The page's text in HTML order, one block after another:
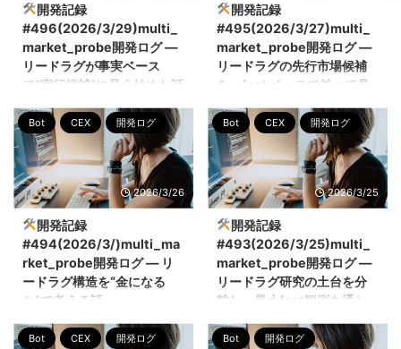
この線はいったん下ろすと判断し
た話を書きます。作業の前半では
REJECTED reason の詳細を掘っ
ていたのですが、途中で「いま本
スト込みでこの仮説が残るかどう
かだ」と気づき、判定軸そのもの
を引き直しました ...
その理由まで分解して見えるよう
にした話です。最初は Grafana
のパネルが止まって見えたところ
から始まったのですが、実際には
ではなく、signal や order intent
のどこで流れが詰まっているのか
を切り分ける必要がありました。
そこで今回は、既存パネルの意味
を整 ...
開発記録
#496(2026/3/29)multi_
market_probe開発ログ ―
リードラグが事実ベース
で“実行候補”に見え始めた話
こんにちは、ぼっちbotterよだか
です。 今回は、
multi_market_probe で進めてい
るリードラグ研究について、よう
やく「実行候補っぽい形」が事実
ベースで見え始めたので、その時
具体的には、4市場を継続観測し
つつ、現時点で優位候補として見
えている binance_perp に絞って
SIGNAL から ORDER_INTENT ま
挙動を追える状態まで持っていき
ました。もっとも、これはまだ
開発記録
#495(2026/3/27)multi_
market_probe開発ログ ―
リードラグの先行市場候補
を、fact ベースで並べて見
こんにちは、ぼっちbotterよだか
です。 今回は
multi_market_probe のリードラ
グ研究について、binance_perp
だけを見るのではなく、複数の先
て比較し始めた話です。研究を進
めるうえで重要なのは、「何か先
に動いていそうだ」と感じること
ではなく、どの市場を先行情報と
実で見ていくことだと思っていま
す。そこで今回は、先行市場候補
Bot CEX 開発ログ
2026/3/26
開発記録
#494(2026/3/)multi_ma
rket_probe開発ログ ― リ
ードラグ構造を“金になる
か”で考える話
こんにちは、ぼっちbotterよだか
です。 今回は
Bot CEX 開発ログ
2026/3/25
開発記録
#493(2026/3/25)multi_
market_probe開発ログ ―
リードラグ研究の土台を分
離し、最小fact観測を通し
こんにちは、ぼっちbotterよだか
Bot CEX 開発ログ Bot 開発ログ